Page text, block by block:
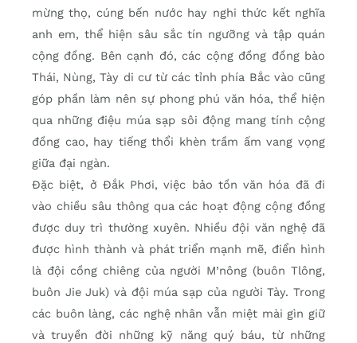
mừng thọ, cúng bến nước hay nghi thức kết nghĩa
anh em, thể hiện sâu sắc tín ngưỡng và tập quán
cộng đồng. Bên cạnh đó, các cộng đồng đồng bào
Thái, Nùng, Tày di cư từ các tỉnh phía Bắc vào cũng
góp phần làm nên sự phong phú văn hóa, thể hiện
qua những điệu múa sạp sôi động mang tính cộng
đồng cao, hay tiếng thổi khèn trầm ấm vang vọng
giữa đại ngàn.
Đặc biệt, ở Đắk Phơi, việc bảo tồn văn hóa đã đi
vào chiều sâu thông qua các hoạt động cộng đồng
được duy trì thường xuyên. Nhiều đội văn nghệ đã
được hình thành và phát triển mạnh mẽ, điển hình
là đội cồng chiêng của người M’nông (buôn Tlông,
buôn Jie Juk) và đội múa sạp của người Tày. Trong
các buôn làng, các nghệ nhân vẫn miệt mài gìn giữ
và truyền đời những kỹ năng quý báu, từ những